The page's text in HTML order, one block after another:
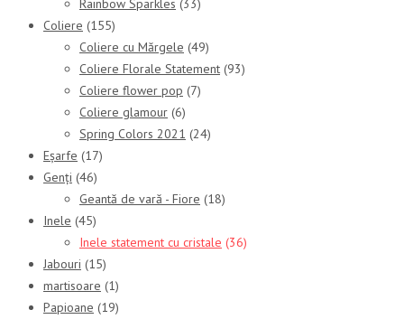
Rainbow Sparkles (33)
Coliere (155)
Coliere cu Mărgele (49)
Coliere Florale Statement (93)
Coliere flower pop (7)
Coliere glamour (6)
Spring Colors 2021 (24)
Eșarfe (17)
Genți (46)
Geantă de vară - Fiore (18)
Inele (45)
Inele statement cu cristale (36)
Jabouri (15)
martisoare (1)
Papioane (19)